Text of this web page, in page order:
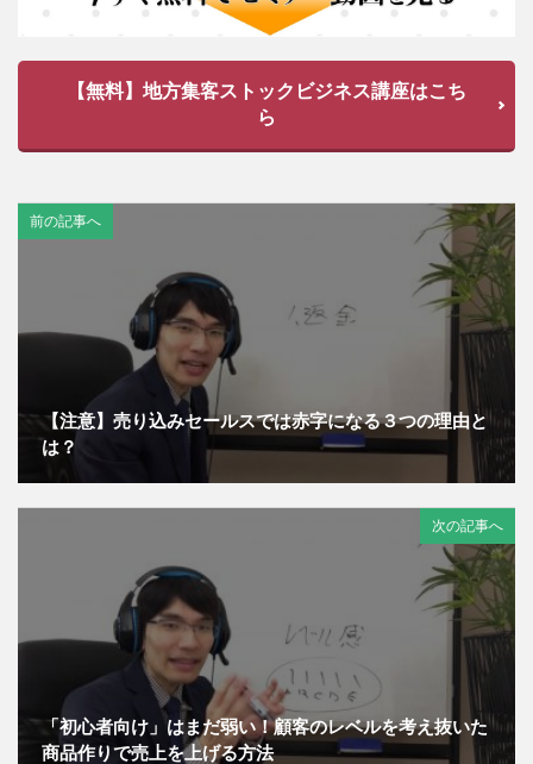
【無料】地方集客ストックビジネス講座はこち
ら
前の記事へ
【注意】売り込みセールスでは赤字になる３つの理由と
は？
次の記事へ
「初心者向け」はまだ弱い！顧客のレベルを考え抜いた
商品作りで売上を上げる方法